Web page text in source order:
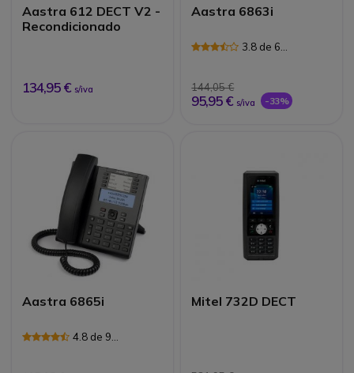
Aastra 612 DECT V2 -
Recondicionado
134,95 € s/iva
Aastra 6863i
3.8 de 6
144,05 €
95,95 € s/iva -33%
Aastra 6865i
4.8 de 9
Mitel 732D DECT